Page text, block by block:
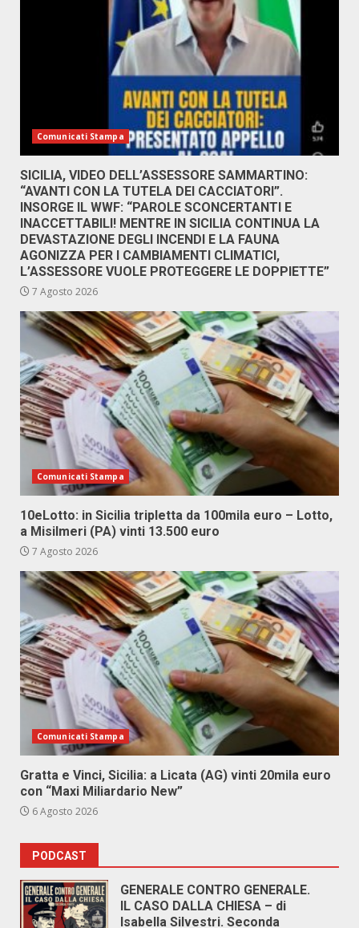
Comunicati Stampa
SICILIA, VIDEO DELL’ASSESSORE SAMMARTINO:
“AVANTI CON LA TUTELA DEI CACCIATORI”.
INSORGE IL WWF: “PAROLE SCONCERTANTI E
INACCETTABILI! MENTRE IN SICILIA CONTINUA LA
DEVASTAZIONE DEGLI INCENDI E LA FAUNA
AGONIZZA PER I CAMBIAMENTI CLIMATICI,
L’ASSESSORE VUOLE PROTEGGERE LE DOPPIETTE”
7 Agosto 2026
Comunicati Stampa
10eLotto: in Sicilia tripletta da 100mila euro – Lotto,
a Misilmeri (PA) vinti 13.500 euro
7 Agosto 2026
Comunicati Stampa
Gratta e Vinci, Sicilia: a Licata (AG) vinti 20mila euro
con “Maxi Miliardario New”
6 Agosto 2026
PODCAST
GENERALE CONTRO GENERALE.
IL CASO DALLA CHIESA – di
Isabella Silvestri. Seconda